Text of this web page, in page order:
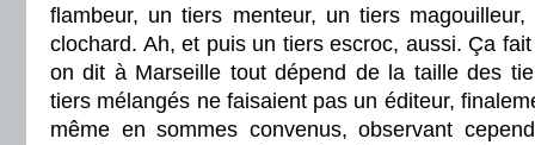
flambeur, un tiers menteur, un tiers
clochard. Ah, et puis un tiers escroc, aussi. Ça
on dit à Marseille tout dépend de la taille des
tiers mélangés ne faisaient pas un éditeur,
même en sommes convenus, observant